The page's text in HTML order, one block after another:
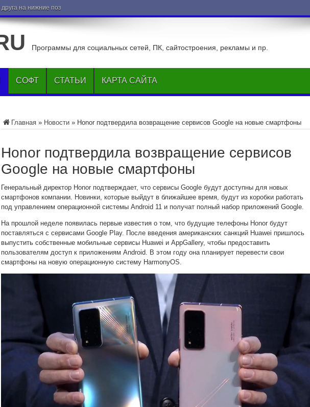
друга на нижние позиции ВКонтакте
Программы для социальных сетей, ПК, сайтостроения, рекламы и пр.
СОФТ СТАТЬИ КАРТА САЙТА
Главная » Новости » Honor подтвердила возвращение сервисов Google на новые смартфоны
Honor подтвердила возвращение сервисов
Google на новые смартфоны
Генеральный директор Honor подтверждает, что сервисы Google будут доступны для новых
смартфонов компании. Новинки, которые выйдут в ближайшее время, будут из коробки работать
под управлением операционной системы Android 11 и получат полный набор приложений Google.
На прошлой неделе появилась первые известия о том, что будущие телефоны Honor будут
поставляться с сервисами Google Play. После введения американских санкций Huawei пришлось
выпустить собственные мобильные сервисы Huawei и AppGallery, чтобы предоставить
пользователям доступ к приложениям Android. В этом году она планирует перевести свои
смартфоны на новую операционную систему HarmonyOS.